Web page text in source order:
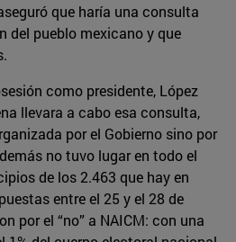
que haría una consulta
del pueblo mexicano y que
como presidente, López
llevara a cabo esa consulta,
por el Gobierno sino por
no tuvo lugar en todo el
de los 2.463 que hay en
entre el 25 y el 28 de
por el “no” a NAICM: con una